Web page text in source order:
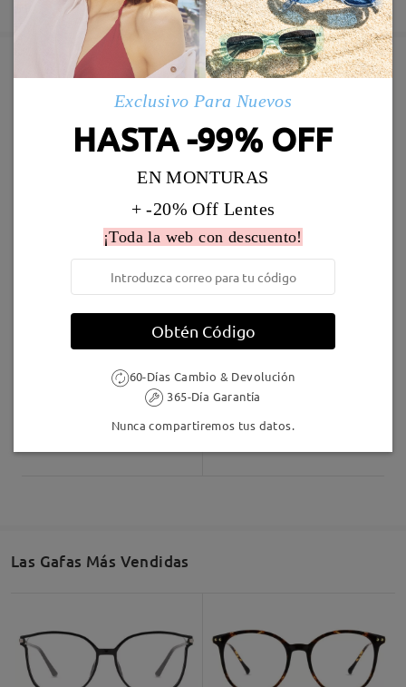
Deje su comentario
5-7 días laborales detalles
Enviado
5-7 días laborales
detalles
Marcos Similares
LKFS3656R 8,00 € MT37644
16,95 €
Las Gafas Más Vendidas
Exclusivo Para Nuevos
HASTA -99% OFF
EN MONTURAS
+ -20% Off Lentes
¡Toda la web con descuento!
Obtén Código
60-Días Cambio & Devolución
365-Día Garantía
Nunca compartiremos tus datos.